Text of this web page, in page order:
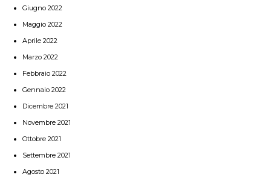
Giugno 2022
Maggio 2022
Aprile 2022
Marzo 2022
Febbraio 2022
Gennaio 2022
Dicembre 2021
Novembre 2021
Ottobre 2021
Settembre 2021
Agosto 2021